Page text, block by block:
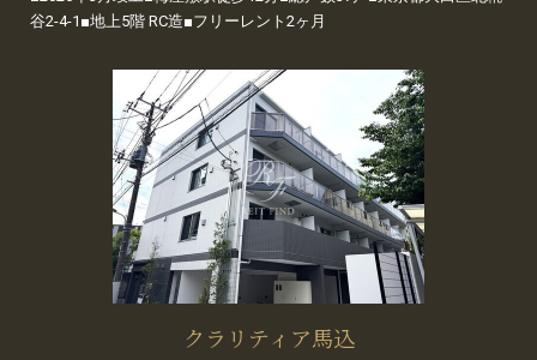
谷2-4-1■地上5階 RC造■フリーレント2ヶ月
クラリティア馬込